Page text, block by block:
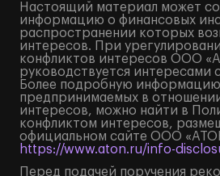
Настоящий материал может
информацию о финансовых
распространении которых
интересов. При
конфликтов интересов ООО
руководствуется интересами
Более подробную
предпринимаемых в
интересов, можно найти в
конфликтом интересов,
официальном сайте ООО
https://www.aton.ru/info-
Перед подачей поручения